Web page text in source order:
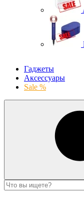
Гаджеты
Аксессуары
Sale %